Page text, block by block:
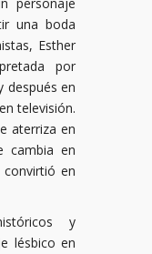
personaje
una boda
Esther
por
después en
televisión.
aterriza en
cambia en
en
y
lésbico en